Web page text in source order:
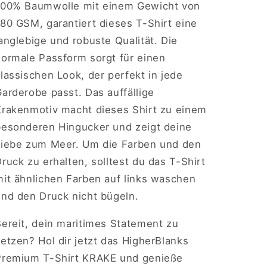
Baumwolle mit einem Gewicht von
GSM, garantiert dieses T-Shirt eine
und robuste Qualität. Die
Passform sorgt für einen
Look, der perfekt in jede
passt. Das auffällige
macht dieses Shirt zu einem
Hingucker und zeigt deine
zum Meer. Um die Farben und den
zu erhalten, solltest du das T-Shirt
ähnlichen Farben auf links waschen
den Druck nicht bügeln.
dein maritimes Statement zu
Hol dir jetzt das HigherBlanks
T-Shirt KRAKE und genieße